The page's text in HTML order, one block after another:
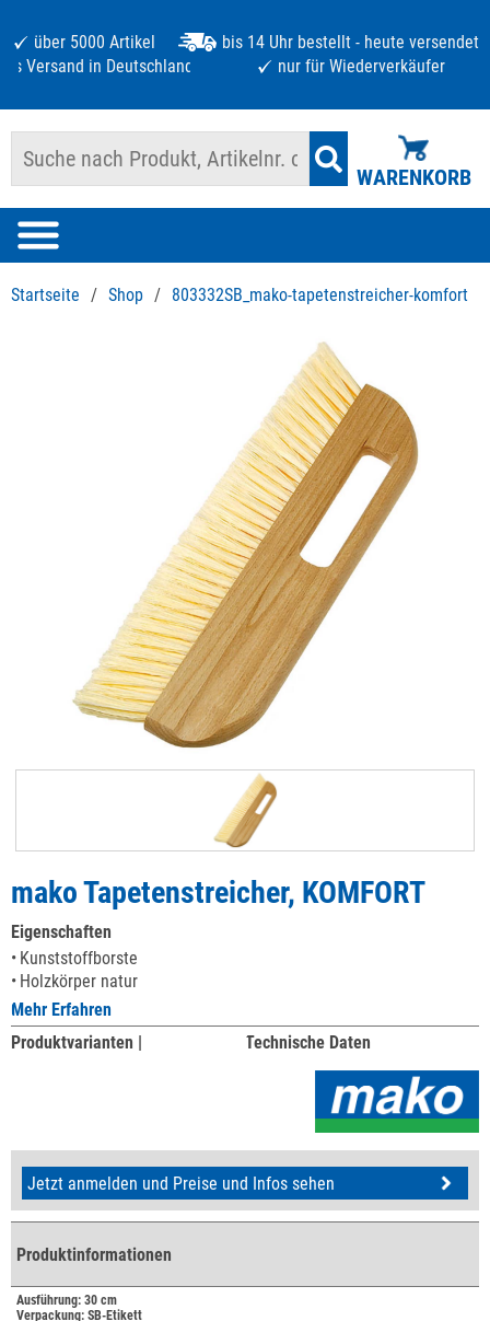
über 5000 Artikel
bis 14 Uhr bestellt - heute versendet
Versand in Deutschland ab 125 €
nur für Wiederverkäufer
WARENKORB
Startseite / Shop / 803332SB_mako-tapetenstreicher-komfort
mako Tapetenstreicher, KOMFORT
Eigenschaften
Kunststoffborste
Holzkörper natur
Mehr Erfahren
Produktvarianten |
Technische Daten
Jetzt anmelden und Preise und Infos sehen
Produktinformationen
Ausführung: 30 cm
Verpackung: SB-Etikett